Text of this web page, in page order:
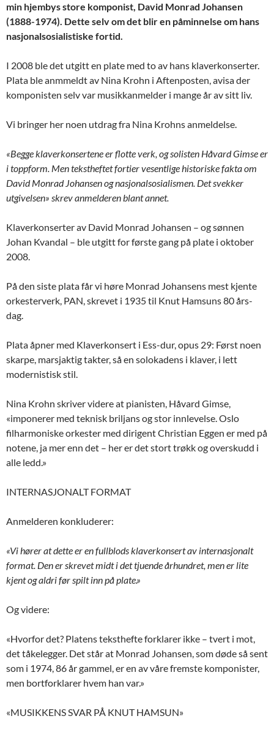
min hjembys store komponist, David Monrad Johansen
(1888-1974). Dette selv om det blir en påminnelse om hans
nasjonalsosialistiske fortid.
I 2008 ble det utgitt en plate med to av hans klaverkonserter.
Plata ble anmmeldt av Nina Krohn i Aftenposten, avisa der
komponisten selv var musikkanmelder i mange år av sitt liv.
Vi bringer her noen utdrag fra Nina Krohns anmeldelse.
«Begge klaverkonsertene er flotte verk, og solisten Håvard Gimse er
i toppform. Men tekstheftet fortier vesentlige historiske fakta om
David Monrad Johansen og nasjonalsosialismen. Det svekker
utgivelsen» skrev anmelderen blant annet.
Klaverkonserter av David Monrad Johansen – og sønnen
Johan Kvandal – ble utgitt for første gang på plate i oktober
2008.
På den siste plata får vi høre Monrad Johansens mest kjente
orkesterverk, PAN, skrevet i 1935 til Knut Hamsuns 80 års-
dag.
Plata åpner med Klaverkonsert i Ess-dur, opus 29: Først noen
skarpe, marsjaktig takter, så en solokadens i klaver, i lett
modernistisk stil.
Nina Krohn skriver videre at pianisten, Håvard Gimse,
«imponerer med teknisk briljans og stor innlevelse. Oslo
filharmoniske orkester med dirigent Christian Eggen er med på
notene, ja mer enn det – her er det stort trøkk og overskudd i
alle ledd.»
INTERNASJONALT FORMAT
Anmelderen konkluderer:
«Vi hører at dette er en fullblods klaverkonsert av internasjonalt
format. Den er skrevet midt i det tjuende århundret, men er lite
kjent og aldri før spilt inn på plate.»
Og videre:
«Hvorfor det? Platens teksthefte forklarer ikke – tvert i mot,
det tåkelegger. Det står at Monrad Johansen, som døde så sent
som i 1974, 86 år gammel, er en av våre fremste komponister,
men bortforklarer hvem han var.»
«MUSIKKENS SVAR PÅ KNUT HAMSUN»